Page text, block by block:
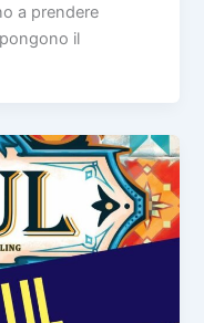
a prendere
il